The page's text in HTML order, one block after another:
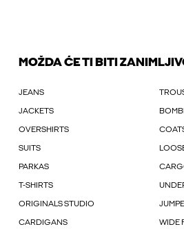
MOŽDA ĆE TI BITI
JEANS
JACKETS
OVERSHIRTS
SUITS
PARKAS
T-SHIRTS
ORIGINALS STUDIO
CARDIGANS WIDE